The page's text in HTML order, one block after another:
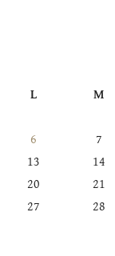
L
M
6
7
13
14
20
21
27
28